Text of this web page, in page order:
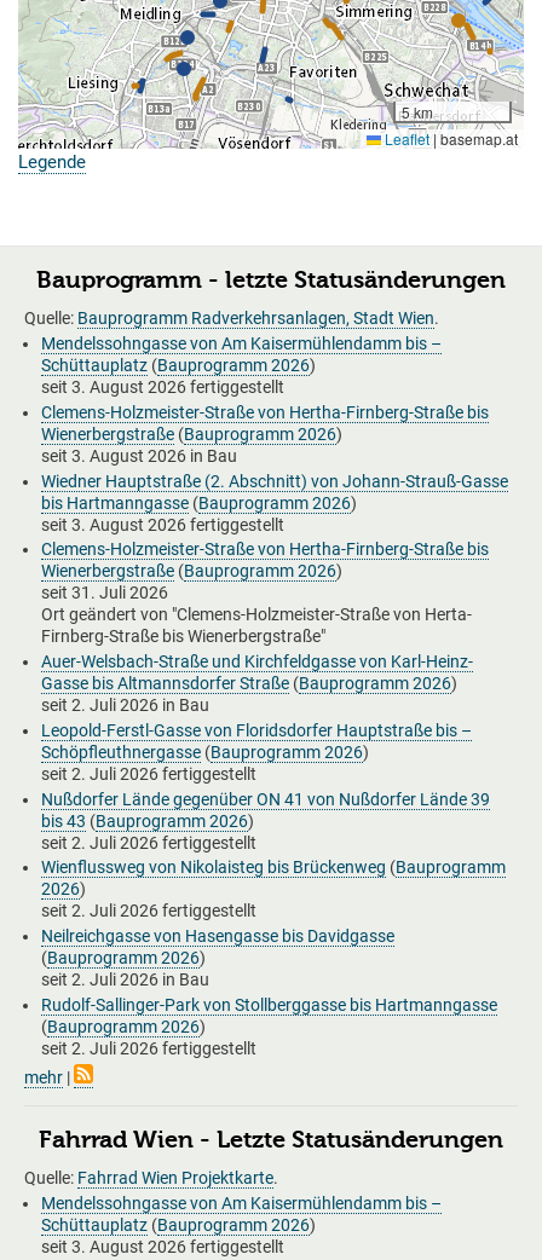
5 km
Leaflet | basemap.at
Legende
Bauprogramm - letzte Statusänderungen
Quelle: Bauprogramm Radverkehrsanlagen, Stadt Wien.
Mendelssohngasse von Am Kaisermühlendamm bis –
Schüttauplatz (Bauprogramm 2026)
seit 3. August 2026fertiggestellt
Clemens-Holzmeister-Straße von Hertha-Firnberg-Straße bis
Wienerbergstraße (Bauprogramm 2026)
seit 3. August 2026 in Bau
Wiedner Hauptstraße (2. Abschnitt) von Johann-Strauß-Gasse
bis Hartmanngasse (Bauprogramm 2026)
seit 3. August 2026fertiggestellt
Clemens-Holzmeister-Straße von Hertha-Firnberg-Straße bis
Wienerbergstraße (Bauprogramm 2026)
seit 31. Juli 2026
Ort geändert von "Clemens-Holzmeister-Straße von Herta-
Firnberg-Straße bis Wienerbergstraße"
Auer-Welsbach-Straße und Kirchfeldgasse von Karl-Heinz-
Gasse bis Altmannsdorfer Straße (Bauprogramm 2026)
seit 2. Juli 2026 in Bau
Leopold-Ferstl-Gasse von Floridsdorfer Hauptstraße bis –
Schöpfleuthnergasse (Bauprogramm 2026)
seit 2. Juli 2026fertiggestellt
Nußdorfer Lände gegenüber ON 41 von Nußdorfer Lände 39
bis 43 (Bauprogramm 2026)
seit 2. Juli 2026fertiggestellt
Wienflussweg von Nikolaisteg bis Brückenweg (Bauprogramm
2026)
seit 2. Juli 2026fertiggestellt
Neilreichgasse von Hasengasse bis Davidgasse
(Bauprogramm 2026)
seit 2. Juli 2026 in Bau
Rudolf-Sallinger-Park von Stollberggasse bis Hartmanngasse
(Bauprogramm 2026)
seit 2. Juli 2026fertiggestellt
mehr |
Fahrrad Wien - Letzte Statusänderungen
Quelle: Fahrrad Wien Projektkarte.
Mendelssohngasse von Am Kaisermühlendamm bis –
Schüttauplatz (Bauprogramm 2026)
seit 3. August 2026fertiggestellt